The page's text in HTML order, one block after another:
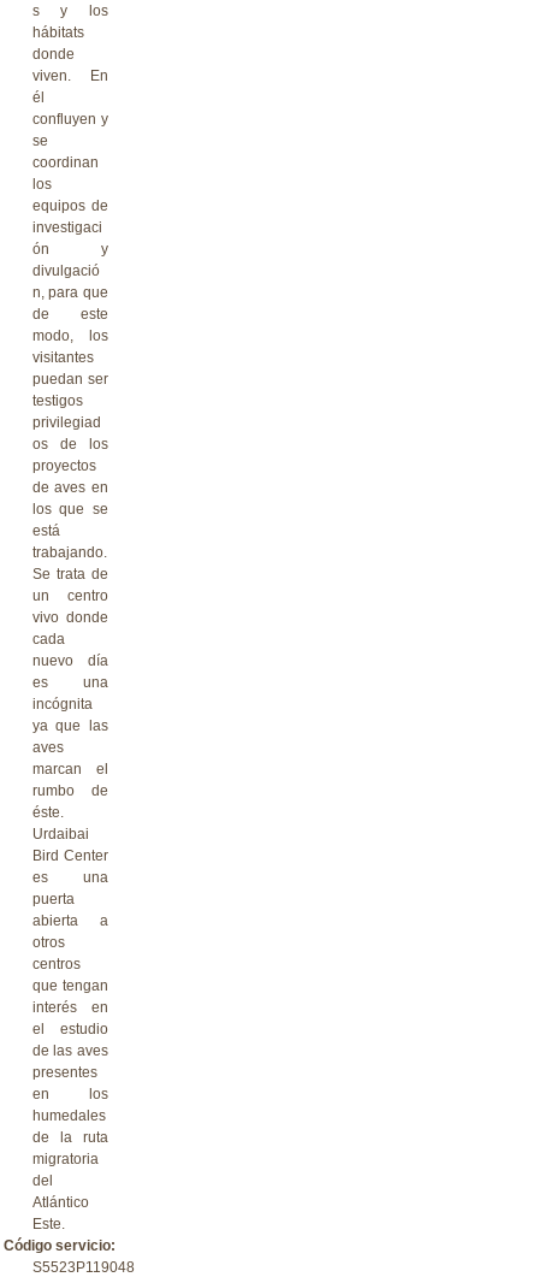
s y los
hábitats
donde
viven. En
él
confluyen y
se
coordinan
los
equipos de
investigaci
ón y
divulgació
n, para que
de este
modo, los
visitantes
puedan ser
testigos
privilegiad
os de los
proyectos
de aves en
los que se
está
trabajando.
Se trata de
un centro
vivo donde
cada
nuevo día
es una
incógnita
ya que las
aves
marcan el
rumbo de
éste.
Urdaibai
Bird Center
es una
puerta
abierta a
otros
centros
que tengan
interés en
el estudio
de las aves
presentes
en los
humedales
de la ruta
migratoria
del
Atlántico
Este.
Código servicio:
S5523P119048